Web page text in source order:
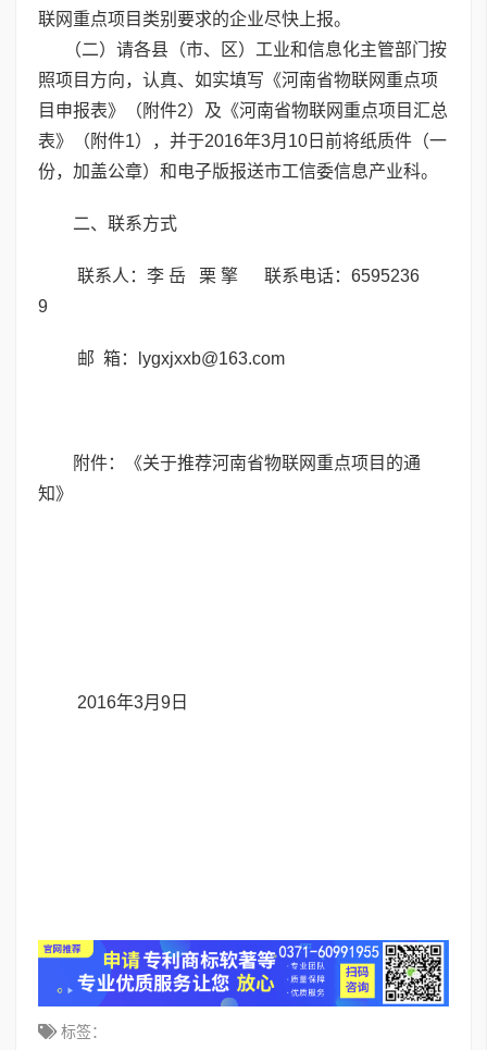
联网重点项目类别要求的企业尽快上报。
（二）请各县（市、区）工业和信息化主管部门按
照项目方向，认真、如实填写《河南省物联网重点项
目申报表》（附件2）及《河南省物联网重点项目汇总
表》（附件1），并于2016年3月10日前将纸质件（一
份，加盖公章）和电子版报送市工信委信息产业科。
二、联系方式
联系人：李 岳 栗 擎 联系电话：6595236
9
邮 箱：lygxjxxb@163.com
附件：《关于推荐河南省物联网重点项目的通
知》
2016年3月9日
标签：